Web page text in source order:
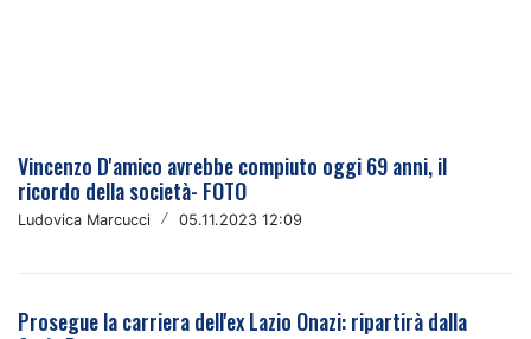
Vincenzo D'amico avrebbe compiuto oggi 69 anni, il
ricordo della società- FOTO
Ludovica Marcucci / 05.11.2023 12:09
Prosegue la carriera dell'ex Lazio Onazi: ripartirà dalla